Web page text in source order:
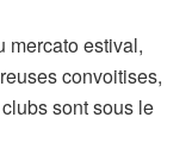
mercato estival,
convoitises,
sont sous le